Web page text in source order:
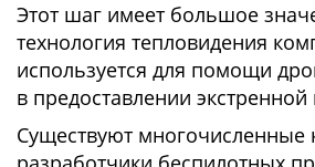
Этот шаг имеет большое
технология тепловидения
используется для помощи
в предоставлении
Существуют многочисленные